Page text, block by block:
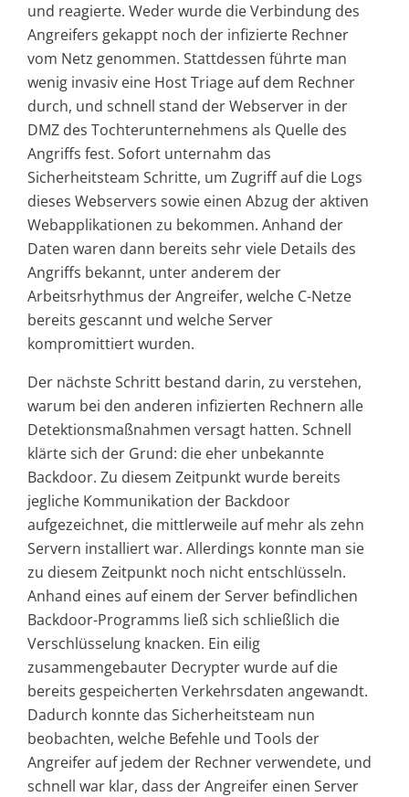
und reagierte. Weder wurde die Verbindung des
Angreifers gekappt noch der infizierte Rechner
vom Netz genommen. Stattdessen führte man
wenig invasiv eine Host Triage auf dem Rechner
durch, und schnell stand der Webserver in der
DMZ des Tochterunternehmens als Quelle des
Angriffs fest. Sofort unternahm das
Sicherheitsteam Schritte, um Zugriff auf die Logs
dieses Webservers sowie einen Abzug der aktiven
Webapplikationen zu bekommen. Anhand der
Daten waren dann bereits sehr viele Details des
Angriffs bekannt, unter anderem der
Arbeitsrhythmus der Angreifer, welche C-Netze
bereits gescannt und welche Server
kompromittiert wurden.
Der nächste Schritt bestand darin, zu verstehen,
warum bei den anderen infizierten Rechnern alle
Detektionsmaßnahmen versagt hatten. Schnell
klärte sich der Grund: die eher unbekannte
Backdoor. Zu diesem Zeitpunkt wurde bereits
jegliche Kommunikation der Backdoor
aufgezeichnet, die mittlerweile auf mehr als zehn
Servern installiert war. Allerdings konnte man sie
zu diesem Zeitpunkt noch nicht entschlüsseln.
Anhand eines auf einem der Server befindlichen
Backdoor-Programms ließ sich schließlich die
Verschlüsselung knacken. Ein eilig
zusammengebauter Decrypter wurde auf die
bereits gespeicherten Verkehrsdaten angewandt.
Dadurch konnte das Sicherheitsteam nun
beobachten, welche Befehle und Tools der
Angreifer auf jedem der Rechner verwendete, und
schnell war klar, dass der Angreifer einen Server